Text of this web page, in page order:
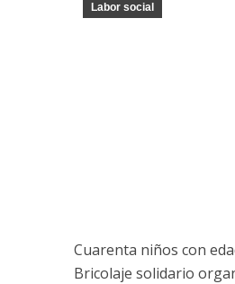
Labor social
Cuarenta niños con
Bricolaje solidario